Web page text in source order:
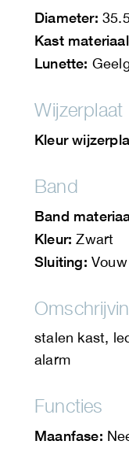
Diameter:
Kast
Lunette:
Wijzerplaat
Kleur
Band
Band
Kleur: Zwart
Sluiting: Vouw
stalen kast,
alarm
Functies
Maanfase: